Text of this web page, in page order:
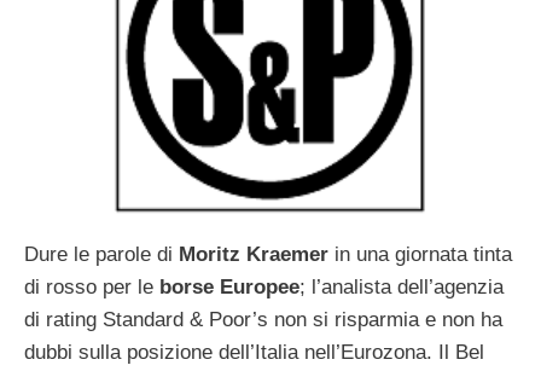
Dure le parole di Moritz Kraemer in una giornata tinta
di rosso per le borse Europee; l’analista dell’agenzia
di rating Standard & Poor’s non si risparmia e non ha
dubbi sulla posizione dell’Italia nell’Eurozona. Il Bel